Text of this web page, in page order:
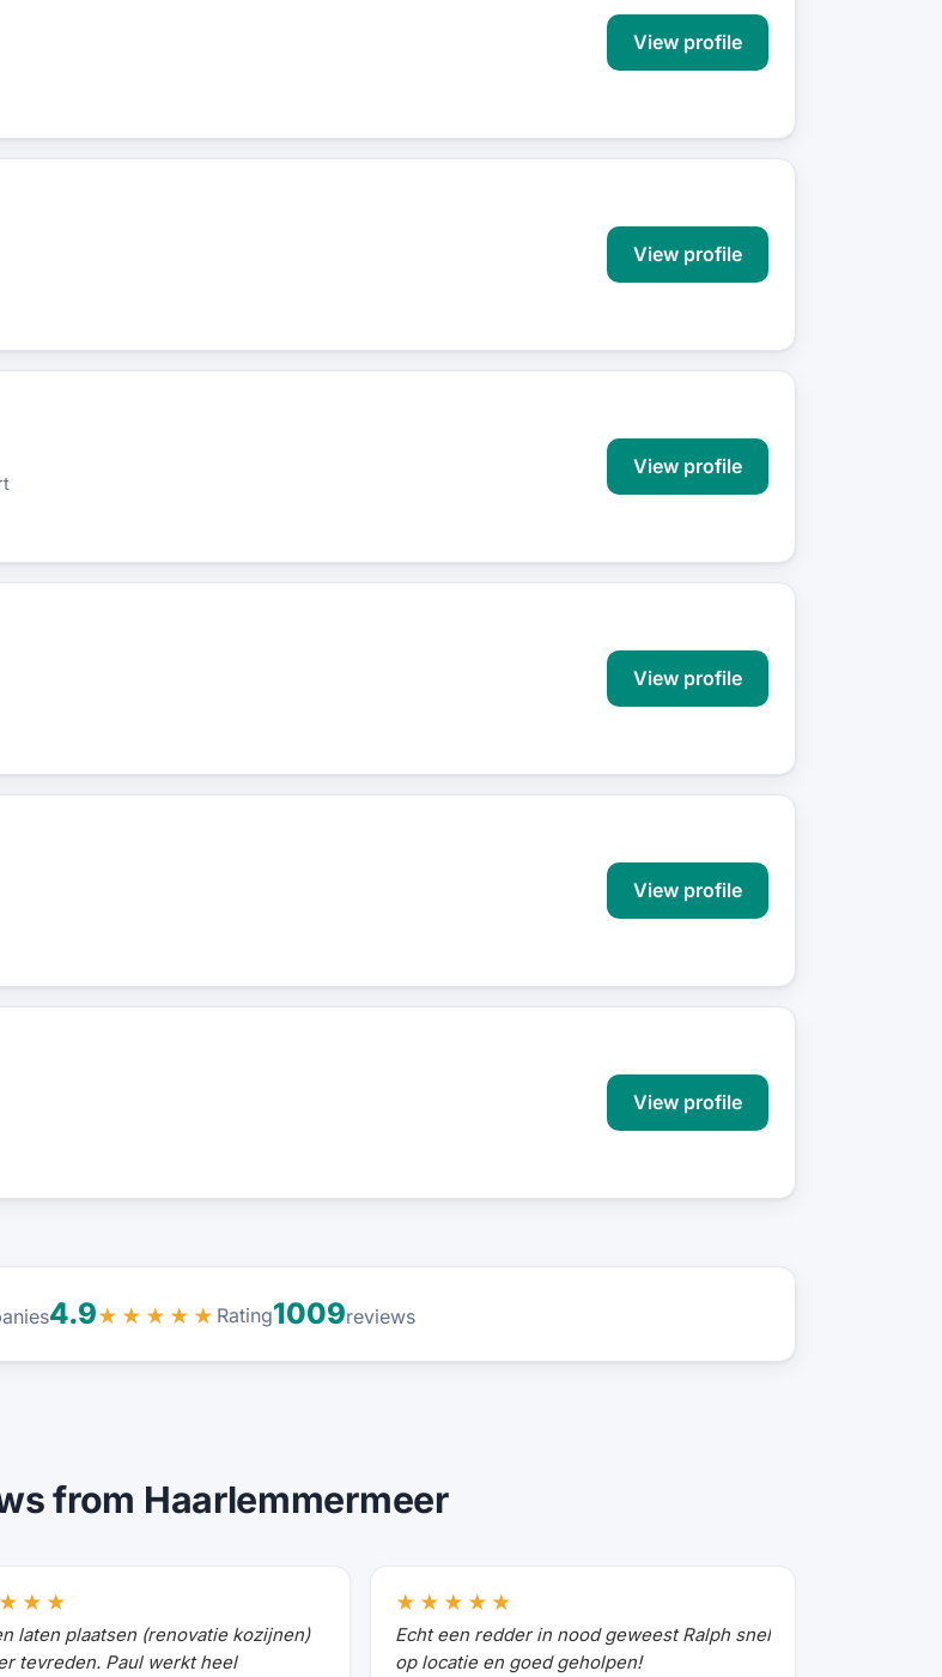
View profile
View profile
View profile
View profile
View profile
View profile
4.9★★★★★ Rating1009reviews
from Haarlemmermeer
laten plaatsen (renovatie kozijnen)
tevreden. Paul werkt heel
★★★★★
Echt een redder in nood geweest Ralph snel
op locatie en goed geholpen!